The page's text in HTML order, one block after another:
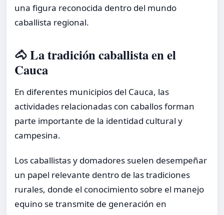
una figura reconocida dentro del mundo
caballista regional.
🐴 La tradición caballista en el
Cauca
En diferentes municipios del Cauca, las
actividades relacionadas con caballos forman
parte importante de la identidad cultural y
campesina.
Los caballistas y domadores suelen desempeñar
un papel relevante dentro de las tradiciones
rurales, donde el conocimiento sobre el manejo
equino se transmite de generación en